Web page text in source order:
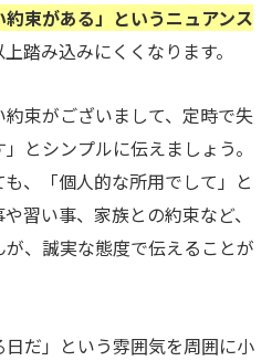
約束がある」というニュアンス
踏み込みにくくなります。
約束がございまして、定時で失
とシンプルに伝えましょう。
、「個人的な所用でして」と
習い事、家族との約束など、
、誠実な態度で伝えることが
だ」という雰囲気を周囲に小